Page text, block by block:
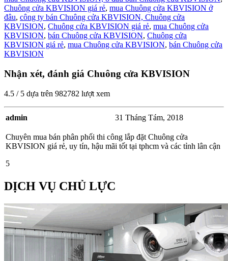
Chuông cửa KBVISION giá rẻ, mua Chuông cửa KBVISION ở
đâu, công ty bán Chuông cửa KBVISION, Chuông cửa
KBVISION, Chuông cửa KBVISION giá rẻ, mua Chuông cửa
KBVISION, bán Chuông cửa KBVISION, Chuông cửa
KBVISION giá rẻ, mua Chuông cửa KBVISION, bán Chuông cửa
KBVISION
Nhận xét, đánh giá Chuông cửa KBVISION
4.5 / 5 dựa trên 982782 lượt xem
admin 31 Tháng Tám, 2018
Chuyên mua bán phân phối thi công lắp đặt Chuông cửa
KBVISION giá rẻ, uy tín, hậu mãi tốt tại tphcm và các tỉnh lân cận
5
DỊCH VỤ CHỦ LỰC